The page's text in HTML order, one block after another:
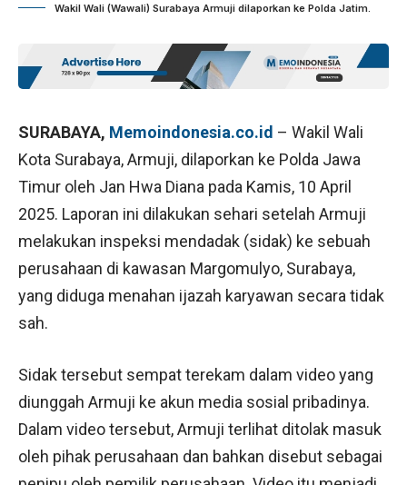
Wakil Wali (Wawali) Surabaya Armuji dilaporkan ke Polda Jatim.
SURABAYA, Memoindonesia.co.id – Wakil Wali
Kota Surabaya, Armuji, dilaporkan ke Polda Jawa
Timur oleh Jan Hwa Diana pada Kamis, 10 April
2025. Laporan ini dilakukan sehari setelah Armuji
melakukan inspeksi mendadak (sidak) ke sebuah
perusahaan di kawasan Margomulyo, Surabaya,
yang diduga menahan ijazah karyawan secara tidak
sah.
Sidak tersebut sempat terekam dalam video yang
diunggah Armuji ke akun media sosial pribadinya.
Dalam video tersebut, Armuji terlihat ditolak masuk
oleh pihak perusahaan dan bahkan disebut sebagai